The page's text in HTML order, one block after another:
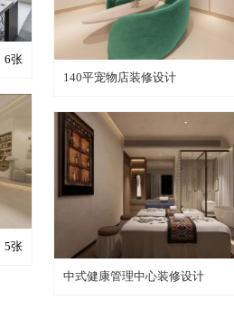
6张
装修成这样要花多少钱？
140平宠物店装修设计
5张
装修成这样要花多少钱？
中式健康管理中心装修设计